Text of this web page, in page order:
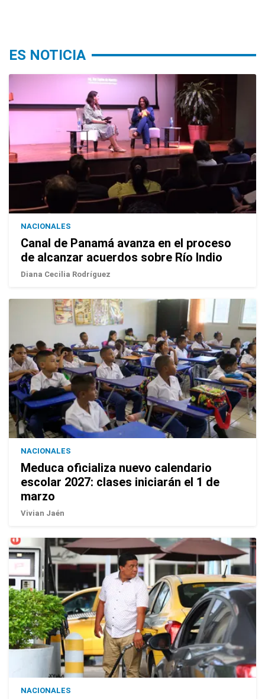
ES NOTICIA
NACIONALES
Canal de Panamá avanza en el proceso
de alcanzar acuerdos sobre Río Indio
Diana Cecilia Rodríguez
NACIONALES
Meduca oficializa nuevo calendario
escolar 2027: clases iniciarán el 1 de
marzo
Vivian Jaén
NACIONALES